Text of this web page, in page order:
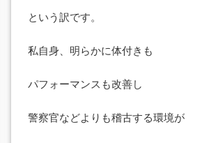
という訳です。
私自身、明らかに体付きも
パフォーマンスも改善し
警察官などよりも稽古する環境が